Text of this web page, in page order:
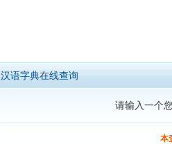
汉语字典在线查询
请输入一个
本